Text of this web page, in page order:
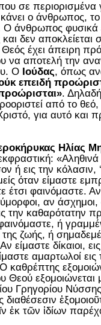
σε περιορισμένα
ο άνθρωπος,
Ο άνθρωπος φυσικά
δεν αποκλείεται
έχει άπειρη
να αποτελή την
Ο Ιούδας, όπως
επειδή
.
από το
για αυτό και
Ηλίας
ή εις την κόλασιν,
όταν είμαστε
έτσι φαινόμαστε.
αν άσχημοι,
την καθαρότατην
ή
της ζωής, ή
είμαστε δίκαιοι,
αμαρτωλοί
Θεού εξομοιώνεται
Γρηγορίου
διαθέσεσιν
ἐκ τῶν ἰδίων